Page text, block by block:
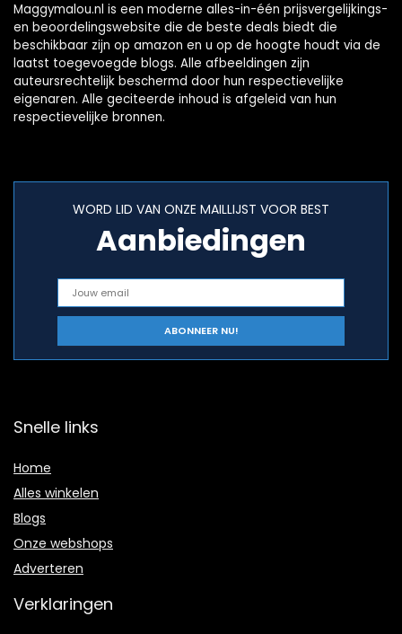
Maggymalou.nl is een moderne alles-in-één prijsvergelijkings-
en beoordelingswebsite die de beste deals biedt die
beschikbaar zijn op amazon en u op de hoogte houdt via de
laatst toegevoegde blogs. Alle afbeeldingen zijn
auteursrechtelijk beschermd door hun respectievelijke
eigenaren. Alle geciteerde inhoud is afgeleid van hun
respectievelijke bronnen.
WORD LID VAN ONZE MAILLIJST VOOR BEST
Aanbiedingen
Snelle links
Home
Alles winkelen
Blogs
Onze webshops
Adverteren
Verklaringen